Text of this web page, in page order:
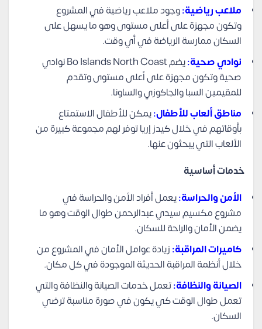
ملاعب رياضية:وجود ملاعب رياضية في المشروع
وتكون مجهزة على أعلى مستوى وهو ما يسهل على
السكان ممارسة الرياضة في أي وقت.
نوادي صحية:
يضم Bo Islands North Coast نوادي
صحية وتكون مجهزة على أعلى مستوى وتقدم
للمقيمين السبا والجاكوزي والساونا.
مناطق ألعاب للأطفال:يمكن للأطفال الاستمتاع
بأوقاتهم في خلال كيدز إريا توفر لهم مجموعة كبيرة من
الألعاب التي يبحثون عنها.
خدمات أساسية
الأمن والحراسة:يعمل أفراد الأمن والحراسة في
مشروع مكسيم سيدي عبدالرحمن طوال الوقت وهو ما
يضمن الأمان والراحة للسكان.
كاميرات المراقبة:زيادة عوامل الأمان في المشروع من
خلال أنظمة المراقبة الحديثة الموجودة في كل مكان.
الصيانة والنظافة:تعمل خدمات الصيانة والنظافة والتي
تعمل طوال الوقت كي يكون في صورة مناسبة ترضي
السكان.